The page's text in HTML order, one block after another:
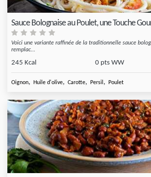
Sauce Bolognaise au Poulet, une Touche
Voici une variante raffinée de la traditionnelle sauce
remplac...
245 Kcal 0 pts WW
Oignon, Huile d'olive, Carotte, Persil , Poulet